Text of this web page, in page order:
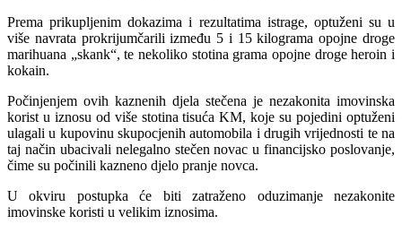
Prema prikupljenim dokazima i rezultatima istrage, optuženi su u
više navrata prokrijumčarili između 5 i 15 kilograma opojne droge
marihuana „skank“, te nekoliko stotina grama opojne droge heroin i
kokain.
Počinjenjem ovih kaznenih djela stečena je nezakonita imovinska
korist u iznosu od više stotina tisuća KM, koje su pojedini optuženi
ulagali u kupovinu skupocjenih automobila i drugih vrijednosti te na
taj način ubacivali nelegalno stečen novac u financijsko poslovanje,
čime su počinili kazneno djelo pranje novca.
U okviru postupka će biti zatraženo oduzimanje nezakonite
imovinske koristi u velikim iznosima.